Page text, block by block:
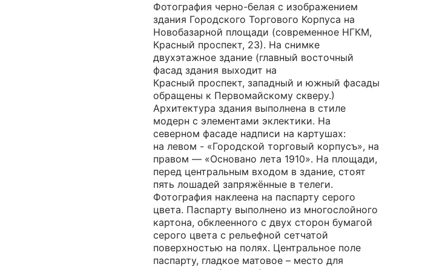
Фотография черно-белая с изображением
здания Городского Торгового Корпуса на
Новобазарной площади (современное НГКМ,
Красный проспект, 23). На снимке
двухэтажное здание (главный восточный
фасад здания выходит на
Красный проспект, западный и южный фасады
обращены к Первомайскому скверу.)
Архитектура здания выполнена в стиле
модерн с элементами эклектики. На
северном фасаде надписи на картушах:
на левом - «Городской торговый корпусъ», на
правом — «Основано лета 1910». На площади,
перед центральным входом в здание, стоят
пять лошадей запряжённые в телеги.
Фотография наклеена на паспарту серого
цвета. Паспарту выполнено из многослойного
картона, обклеенного с двух сторон бумагой
серого цвета с рельефной сетчатой
поверхностью на полях. Центральное поле
паспарту, гладкое матовое – место для